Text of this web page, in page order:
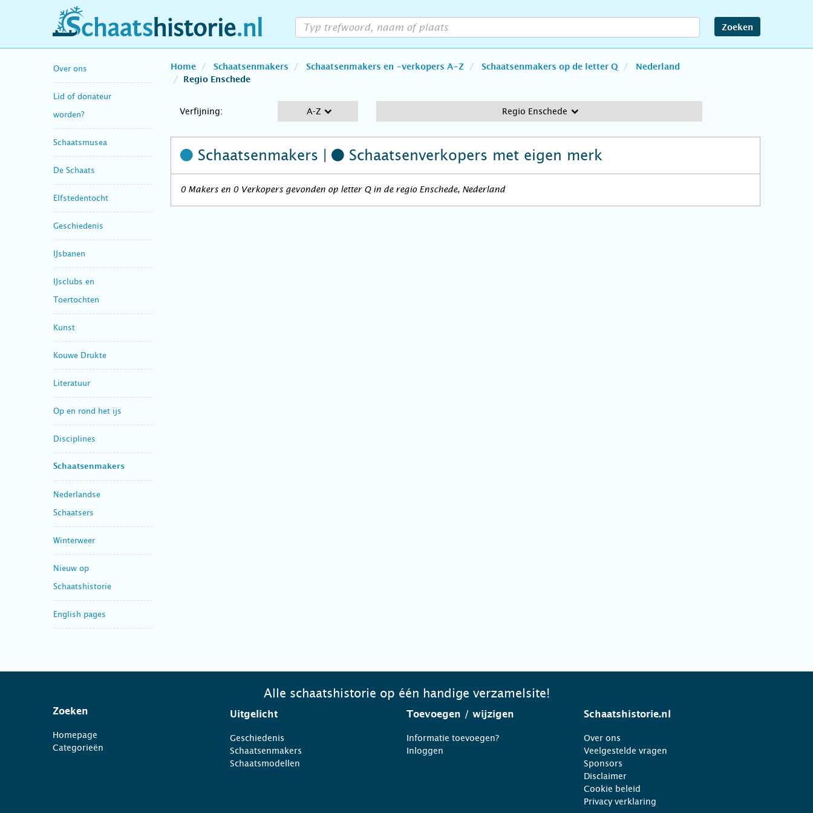
schaatshistorie.nl Zoeken
Over ons
Lid of donateur
worden?
Schaatsmusea
De Schaats
Elfstedentocht
Geschiedenis
IJsbanen
IJsclubs en
Toertochten
Kunst
Kouwe Drukte
Literatuur
Op en rond het ijs
Disciplines
Schaatsenmakers
Nederlandse
Schaatsers
Winterweer
Nieuw op
Schaatshistorie
English pages
Home Schaatsenmakers Schaatsenmakers en -verkopers A-Z Schaatsenmakers op de letter Q
Nederland
Regio Enschede
Verfijning: A-Z Regio Enschede
Schaatsenmakers | Schaatsenverkopers met eigen merk
0 Makers en 0 Verkopers gevonden op letter Q in de regio Enschede, Nederland
Alle schaatshistorie op één handige verzamelsite!
Zoeken
Homepage
Categorieën
Uitgelicht
Geschiedenis
Schaatsenmakers
Schaatsmodellen
Toevoegen / wijzigen
Informatie toevoegen?
Inloggen
Schaatshistorie.nl
Over ons
Veelgestelde vragen
Sponsors
Disclaimer
Cookie beleid
Privacy verklaring